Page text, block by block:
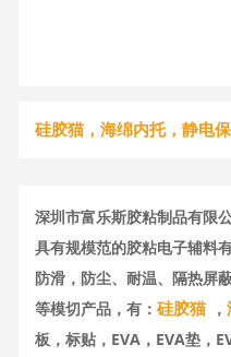
硅胶猫，海绵内托，静电
深圳市富乐斯胶粘制品有限
具有规模范的胶粘电子辅料
防滑，防尘、耐温、隔热屏
等模切产品，有：硅胶猫 ，
板，标贴，EVA，EVA垫，